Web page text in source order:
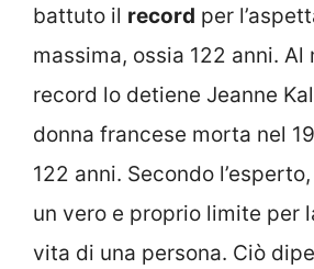
battuto il record per
massima, ossia 122 anni. Al
record lo detiene Jeanne
donna francese morta nel
122 anni. Secondo l’esperto,
un vero e proprio limite per
vita di una persona. Ciò